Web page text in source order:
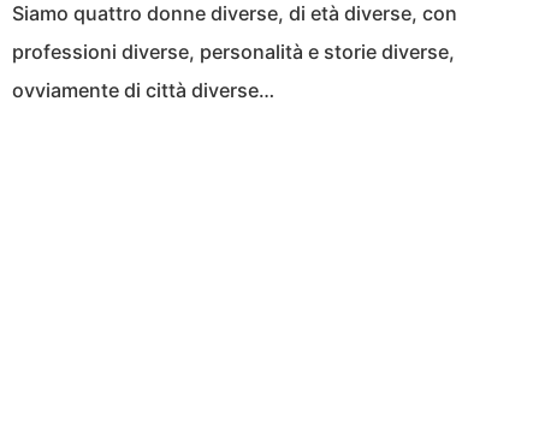
Siamo quattro donne diverse, di età diverse, con
professioni diverse, personalità e storie diverse,
ovviamente di città diverse…